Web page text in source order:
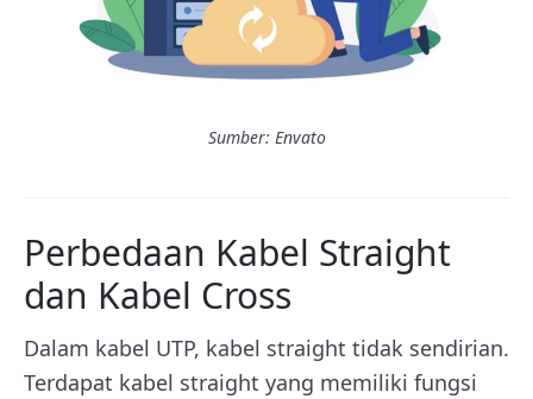
Sumber: Envato
Perbedaan Kabel Straight
dan Kabel Cross
Dalam kabel UTP, kabel straight tidak sendirian.
Terdapat kabel straight yang memiliki fungsi